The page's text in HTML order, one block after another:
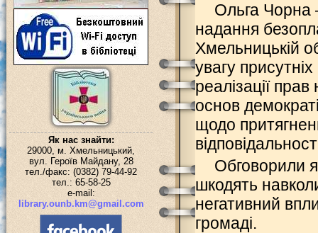
Як нас знайти:
29000, м. Хмельницький,
вул. Героїв Майдану, 28
тел./факс: (0382) 79-44-92
тел.: 65-58-25
e-mail:
library.ounb.km@gmail.com
Ольга Чорна
надання
Хмельницькій
увагу
реалізації
основ
щодо
Обговорили
шкодять
негативний
громаді.